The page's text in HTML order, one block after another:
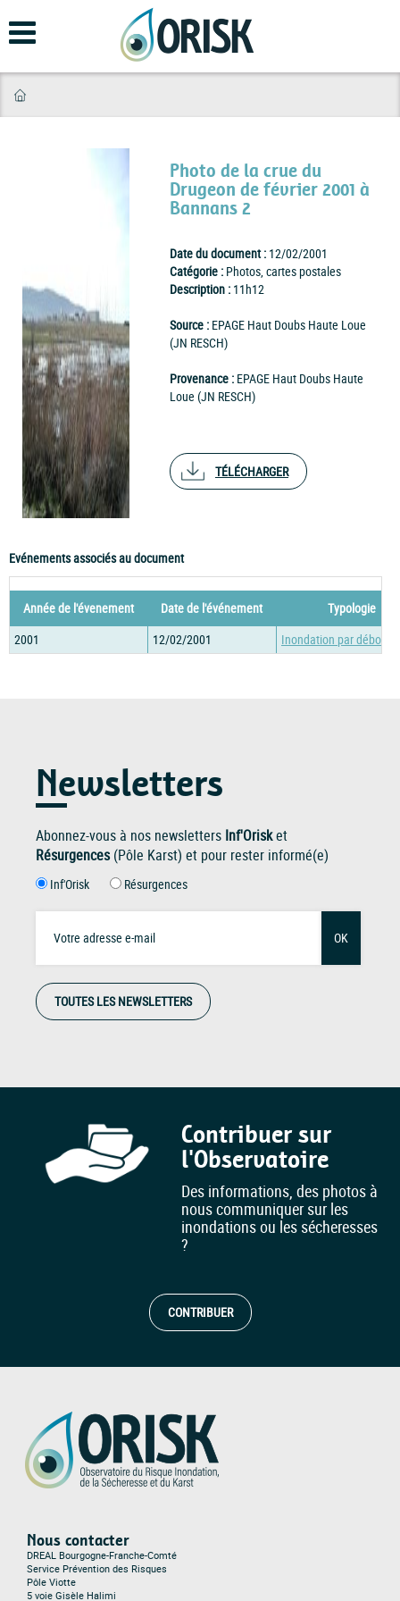
au
contenu
Photo de la crue du
Drugeon de février 2001 à
Bannans 2
Date du document : 12/02/2001
Catégorie : Photos, cartes postales
Description : 11h12
Source : EPAGE Haut Doubs Haute Loue
(JN RESCH)
Provenance : EPAGE Haut Doubs Haute
Loue (JN RESCH)
TÉLÉCHARGER
Evénements associés au document
Année de l'évenement Date de l'événement
Typologie
2001
12/02/2001 Inondation par
Newsletters
Abonnez-vous à nos newsletters Inf'Orisket
Résurgences(Pôle Karst) et pour rester informé(e)
Inf'Orisk Résurgences
OK
TOUTES LES NEWSLETTERS
Contribuer sur
l'Observatoire
Des informations, des photos à
nous communiquer sur les
inondations ou les sécheresses
?
CONTRIBUER
Nous contacter
DREAL Bourgogne-Franche-Comté
Service Prévention des Risques
Pôle Viotte
5 voie Gisèle Halimi